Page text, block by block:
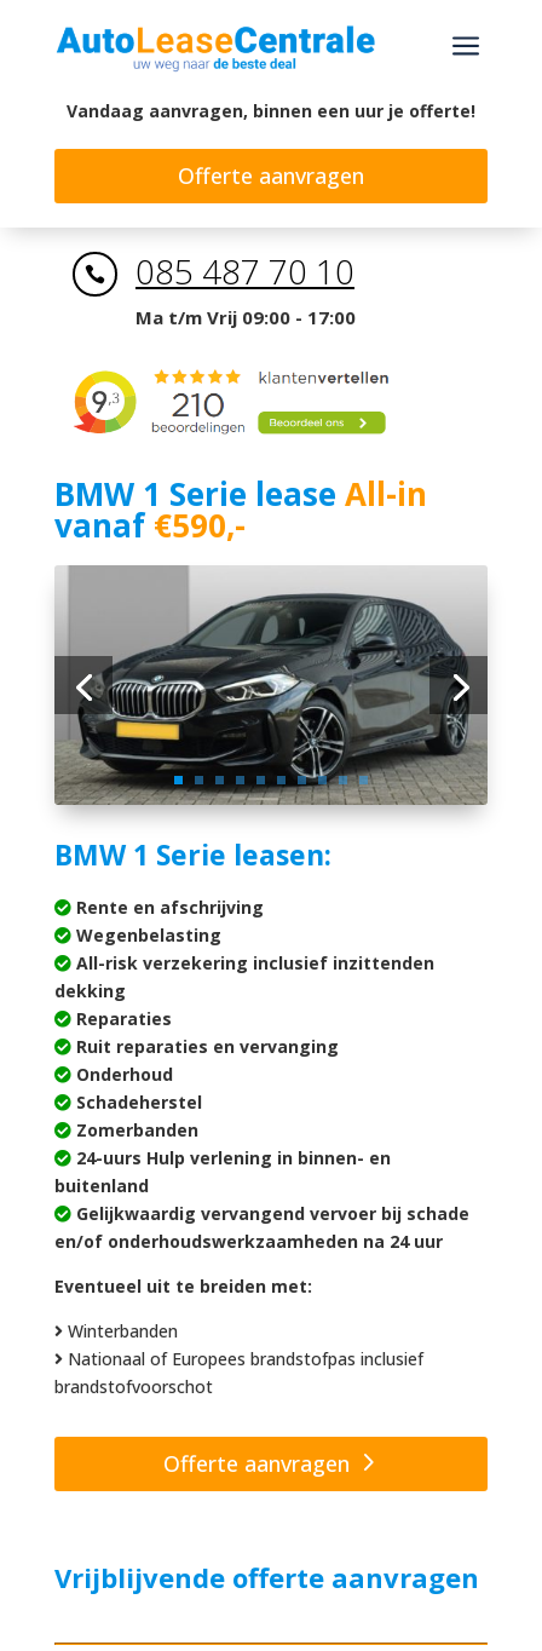
a
Vandaag aanvragen, binnen een uur je offerte!
Offerte aanvragen
 085 487 70 10
Ma t/m Vrij 09:00 - 17:00
BMW 1 Serie lease All-in
vanaf€590,-
BMW 1 Serie leasen:
Rente en afschrijving
Wegenbelasting
All-risk verzekering inclusief inzittenden
dekking
Reparaties
Ruit reparaties en vervanging
Onderhoud
Schadeherstel
Zomerbanden
24-uurs Hulp verlening in binnen- en
buitenland
Gelijkwaardig vervangend vervoer bij schade
en/of onderhoudswerkzaamheden na 24 uur
Eventueel uit te breiden met:
Winterbanden
Nationaal of Europees brandstofpas inclusief
brandstofvoorschot
Offerte aanvragen
Vrijblijvende offerte aanvragen